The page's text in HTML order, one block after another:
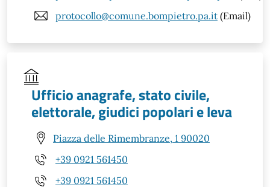
protocollo@comune.bompietro.pa.it (Email)
Ufficio anagrafe, stato civile,
elettorale, giudici popolari e leva
Piazza delle Rimembranze, 1 90020
+39 0921 561450
+39 0921 561450